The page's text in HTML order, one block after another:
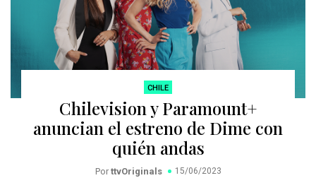
CHILE
Chilevision y Paramount+
anuncian el estreno de Dime con
quién andas
Por ttvOriginals 15/06/2023